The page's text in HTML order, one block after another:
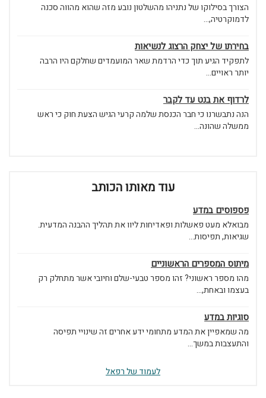
הצורך בסילוקו של נתניהו מהשלטון נובע מזה שהוא מהווה סכנה
לדמוקרטיה,...
בחירתו של יצחק הרצוג לנשיאות
לתפקיד הגיע תוך כדי הרדמת שאר המועמדים שחלקם היו הרבה
יותר ראויים...
לרדוף את בנט עד לקבר
הנה נתבשרנו כי חבר הכנסת שלמה קרעי הגיש הצעת חוק כי ראש
ממשלה שהונה...
עוד מאותו הכותב
פספוסים במדע
מבואלא מעט פאשלות ופאדיחות ליוו את תהליך ההבנה המדעית.
שגיאות, תפיסות...
מיתוס המספרים הראשוניים
מהו מספר ראשוני? זהו מספר טבעי-שלם וחיובי אשר מתחלק רק
בעצמו ובאחת,...
סוגיות במדע
מה שמאפיין את המדע מתחומי ידע אחרים זה שינויי תפיסה
והתעצבות במשך...
לעמוד של רפאל